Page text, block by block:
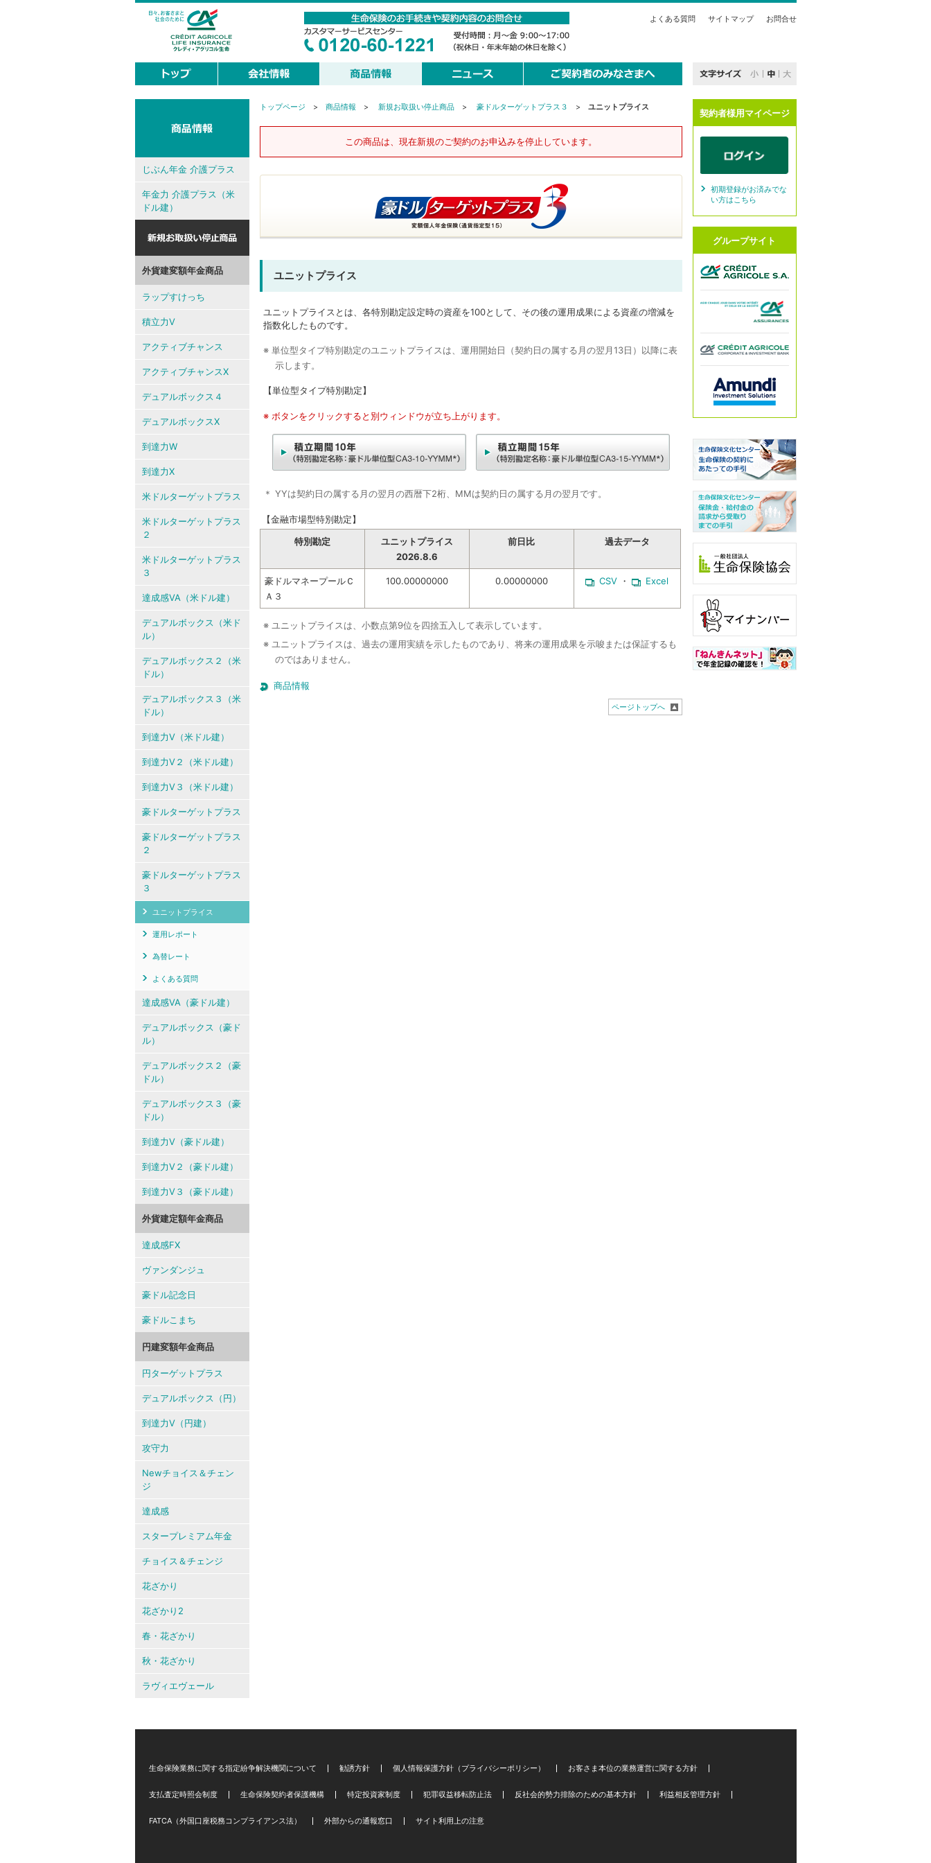
よくある質問 サイトマップ お問合せ
現
トップページ > 商品情報 > 新規お取扱い停止商品> 豪ドルターゲットプラス３ > ユニットプライス
この商品は、現在新規のご契約のお申込みを停止しています。
ユニットプライス
ユニットプライスとは、各特別勘定設定時の資産を100として、その後の運用成果による資産の増減を
指数化したものです。
※ 単位型タイプ特別勘定のユニットプライスは、運用開始日（契約日の属する月の翌月13日）以降に表
示します。
【単位型タイプ特別勘定】
※ ボタンをクリックすると別ウィンドウが立ち上がります。
＊ YYは契約日の属する月の翌月の西暦下2桁、MMは契約日の属する月の翌月です。
【金融市場型特別勘定】
特別勘定
ユニットプライス
2026.8.6
前日比 過去データ
豪ドルマネープールＣ
Ａ３
100.00000000 0.00000000 CSV ・ Excel
※ ユニットプライスは、小数点第9位を四捨五入して表示しています。
※ ユニットプライスは、過去の運用実績を示したものであり、将来の運用成果を示唆または保証するも
のではありません。
商品情報
ページトップへ
じぶん年金 介護プラス
年金力 介護プラス（米
ドル建）
外貨建変額年金商品
ラップすけっち
積立力V
アクティブチャンス
アクティブチャンスX
デュアルボックス４
デュアルボックスX
到達力W
到達力X
米ドルターゲットプラス
米ドルターゲットプラス
２
米ドルターゲットプラス
３
達成感VA（米ドル建）
デュアルボックス（米ド
ル）
デュアルボックス２（米
ドル）
デュアルボックス３（米
ドル）
到達力V（米ドル建）
到達力V２（米ドル建）
到達力V３（米ドル建）
豪ドルターゲットプラス
豪ドルターゲットプラス
２
豪ドルターゲットプラス
３
ユニットプライス
運用レポート
為替レート
よくある質問
達成感VA（豪ドル建）
デュアルボックス（豪ド
ル）
デュアルボックス２（豪
ドル）
デュアルボックス３（豪
ドル）
到達力V（豪ドル建）
到達力V２（豪ドル建）
到達力V３（豪ドル建）
外貨建定額年金商品
達成感FX
ヴァンダンジュ
豪ドル記念日
豪ドルこまち
円建変額年金商品
円ターゲットプラス
デュアルボックス（円）
到達力V（円建）
攻守力
Newチョイス＆チェン
ジ
達成感
スタープレミアム年金
チョイス＆チェンジ
花ざかり
花ざかり2
春・花ざかり
秋・花ざかり
ラヴィエヴェール
契約者様用マイページ
初期登録がお済みでな
い方はこちら
グループサイト
生命保険業務に関する指定紛争解決機関について 勧誘方針 個人情報保護方針（プライバシーポリシー） お客さま本位の業務運営に関する方針
支払査定時照会制度 生命保険契約者保護機構 特定投資家制度 犯罪収益移転防止法 反社会的勢力排除のための基本方針 利益相反管理方針
FATCA（外国口座税務コンプライアンス法） 外部からの通報窓口 サイト利用上の注意